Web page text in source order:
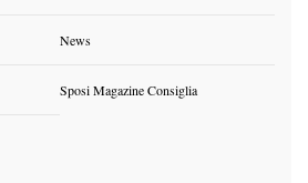
News
Sposi Magazine Consiglia